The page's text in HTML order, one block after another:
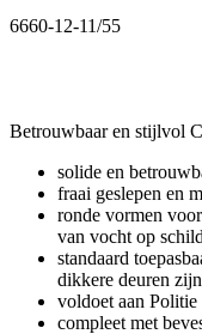
6660-12-11/55
Betrouwbaar en stijlvol
solide en
fraai geslepen en
ronde vormen
van vocht op
standaard
dikkere deuren
voldoet aan
compleet met